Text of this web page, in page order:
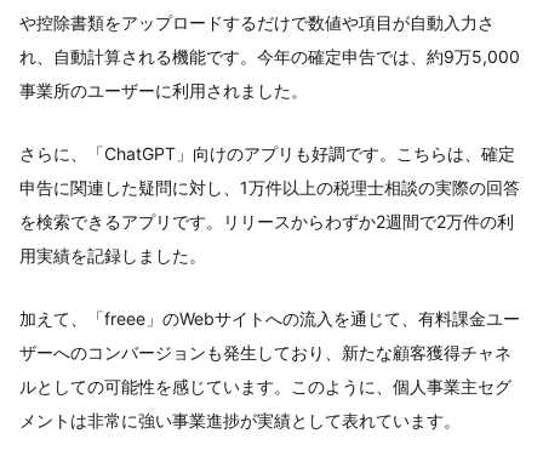
や控除書類をアップロードするだけで数値や項目が自動入力さ
れ、自動計算される機能です。今年の確定申告では、約9万5,000
事業所のユーザーに利用されました。
さらに、「ChatGPT」向けのアプリも好調です。こちらは、確定
申告に関連した疑問に対し、1万件以上の税理士相談の実際の回答
を検索できるアプリです。リリースからわずか2週間で2万件の利
用実績を記録しました。
加えて、「freee」のWebサイトへの流入を通じて、有料課金ユー
ザーへのコンバージョンも発生しており、新たな顧客獲得チャネ
ルとしての可能性を感じています。このように、個人事業主セグ
メントは非常に強い事業進捗が実績として表れています。